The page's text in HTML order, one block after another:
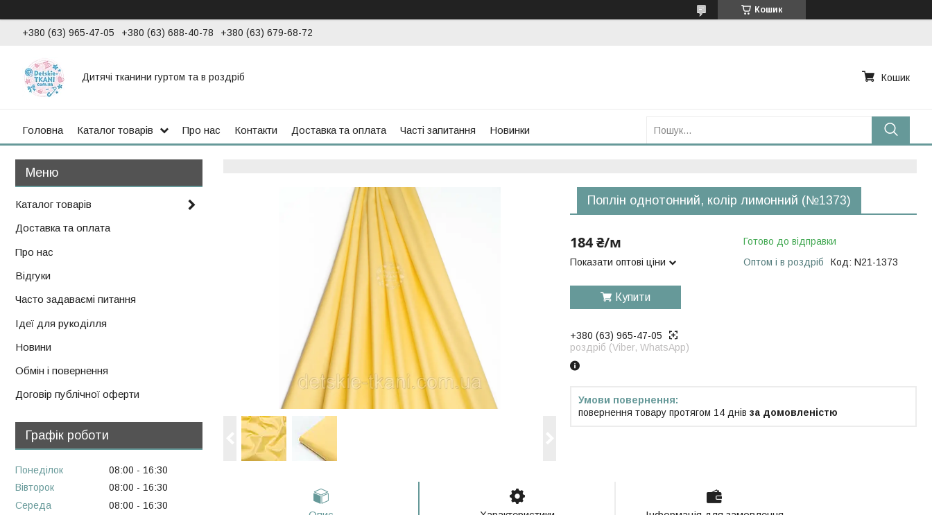
Кошик
+380 (63) 965-47-05 +380 (63) 688-40-78 +380 (63) 679-68-72
Дитячі тканини гуртом та в роздріб Кошик
Головна Каталог товарів Про нас Контакти Доставка та оплата Часті запитання Новинки
Поплін однотонний, колір лимонний (№1373)
184 ₴/м
Показати оптові ціни
Готово до відправки
Оптом і в роздріб
Код: N21-1373
Купити
+380 (63) 965-47-05
роздріб (Viber, WhatsApp)
повернення товару протягом 14 днів за домовленістю
Каталог товарів
Доставка та оплата
Про нас
Відгуки
Часто задаваємі питання
Ідеї для рукоділля
Новини
Обмін і повернення
Договір публічної оферти
Графік роботи
Понеділок 08:00
16:30
Вівторок
08:00
16:30
Середа
08:00
16:30